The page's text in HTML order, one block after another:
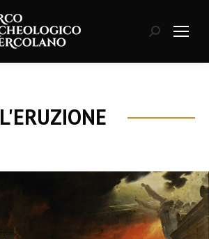
Cerca:
L'ERUZIONE